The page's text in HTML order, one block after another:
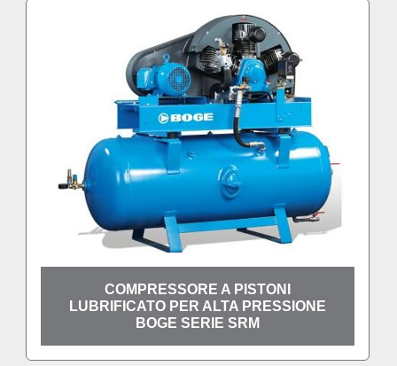
COMPRESSORE A PISTONI
LUBRIFICATO PER ALTA PRESSIONE
BOGE SERIE SRM